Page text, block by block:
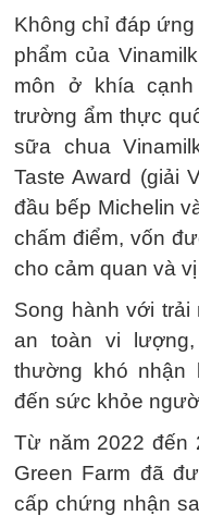
Không chỉ đáp
phẩm của
môn ở khía
trường ẩm thực
sữa chua
Taste Award (giải
đầu bếp Michelin
chấm điểm, vốn
cho cảm quan và
Song hành với
an toàn vi
thường khó nhận
đến sức khỏe
Từ năm 2022 đến
Green Farm đã
cấp chứng nhận